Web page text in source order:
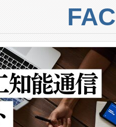
は、ai&のAI
合、試運転、
データを監視
メートルに
％のターゲッ
検知距離は
1キロメート
を監視でき、
を簡素化でき